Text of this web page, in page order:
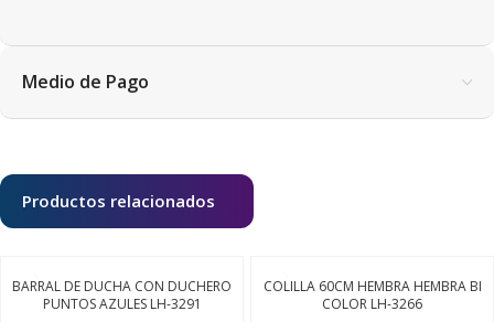
Medio de Pago
Productos relacionados
BARRAL DE DUCHA CON DUCHERO
PUNTOS AZULES LH-3291
COLILLA 60CM HEMBRA HEMBRA BI
COLOR LH-3266